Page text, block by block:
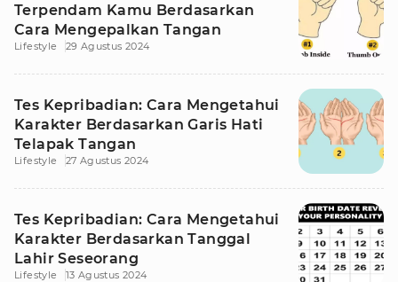
Terpendam Kamu Berdasarkan
Cara Mengepalkan Tangan
Lifestyle 29 Agustus 2024
Tes Kepribadian: Cara Mengetahui
Karakter Berdasarkan Garis Hati
Telapak Tangan
Lifestyle 27 Agustus 2024
Tes Kepribadian: Cara Mengetahui
Karakter Berdasarkan Tanggal
Lahir Seseorang
Lifestyle 13 Agustus 2024